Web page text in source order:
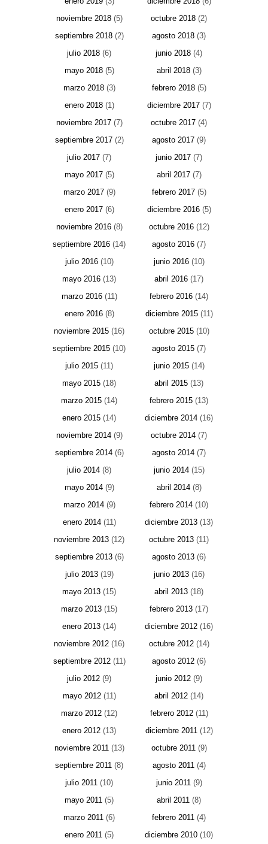
noviembre 2018(5) octubre 2018 (2)
septiembre 2018(2) agosto 2018 (3)
julio 2018 (6) junio 2018 (4)
mayo 2018(5) abril 2018(3)
marzo 2018(3) febrero 2018(5)
enero 2018(1) diciembre 2017(7)
noviembre 2017(7) octubre 2017 (4)
septiembre 2017(2) agosto 2017 (9)
julio 2017 (7) junio 2017 (7)
mayo 2017(5) abril 2017(7)
marzo 2017(9) febrero 2017(5)
enero 2017(6) diciembre 2016(5)
noviembre 2016(8) octubre 2016(12)
septiembre 2016 (14) agosto 2016 (7)
julio 2016(10) junio 2016(10)
mayo 2016 (13) abril 2016 (17)
marzo 2016(11) febrero 2016 (14)
enero 2016(8) diciembre 2015(11)
noviembre 2015 (16) octubre 2015(10)
septiembre 2015 (10) agosto 2015 (7)
julio 2015 (11) junio 2015(14)
mayo 2015 (18) abril 2015 (13)
marzo 2015 (14) febrero 2015 (13)
enero 2015 (14) diciembre 2014 (16)
noviembre 2014(9) octubre 2014 (7)
septiembre 2014(6) agosto 2014 (7)
julio 2014 (8) junio 2014(15)
mayo 2014(9) abril 2014(8)
marzo 2014(9) febrero 2014 (10)
enero 2014(11) diciembre 2013 (13)
noviembre 2013 (12) octubre 2013 (11)
septiembre 2013(6) agosto 2013 (6)
julio 2013(19) junio 2013(16)
mayo 2013 (15) abril 2013 (18)
marzo 2013 (15) febrero 2013 (17)
enero 2013 (14) diciembre 2012 (16)
noviembre 2012 (16) octubre 2012(14)
septiembre 2012(11) agosto 2012 (6)
julio 2012 (9) junio 2012 (9)
mayo 2012(11) abril 2012 (14)
marzo 2012 (12) febrero 2012(11)
enero 2012 (13) diciembre 2011(12)
noviembre 2011(13) octubre 2011(9)
septiembre 2011 (8) agosto 2011(4)
julio 2011 (10) junio 2011(9)
mayo 2011 (5) abril 2011 (8)
marzo 2011 (6) febrero 2011 (4)
enero 2011 (5) diciembre 2010 (10)